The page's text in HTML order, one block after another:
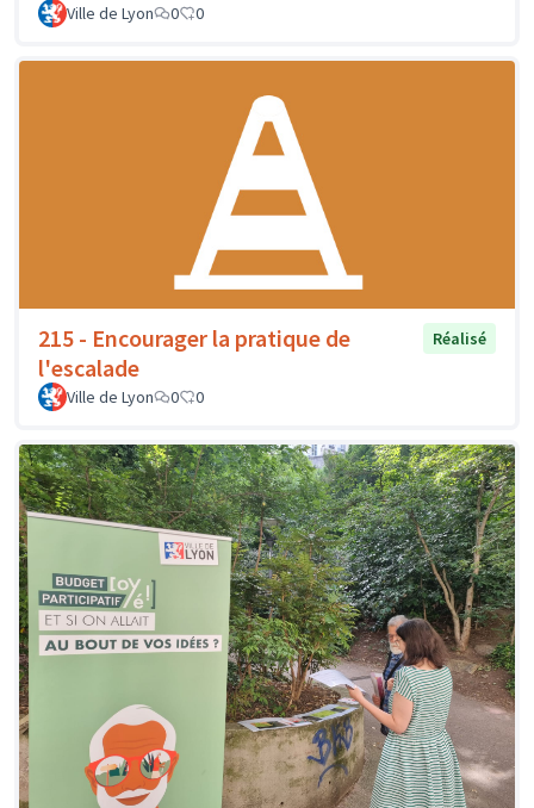
Ville de Lyon 0 0
215 - Encourager la pratique de
l'escalade
Réalisé
Ville de Lyon 0 0